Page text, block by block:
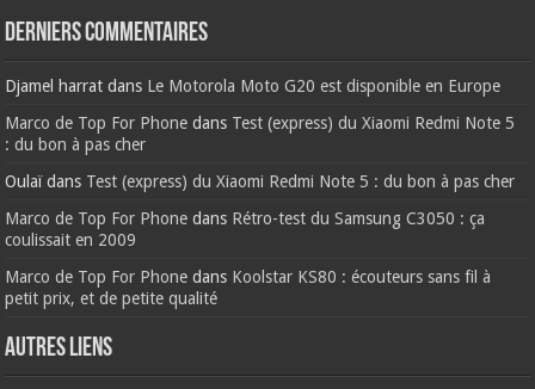
Derniers commentaires
Djamel harrat dans Le Motorola Moto G20 est disponible en Europe
Marco de Top For Phone dans Test (express) du Xiaomi Redmi Note 5
: du bon à pas cher
Oulaïdans Test (express) du Xiaomi Redmi Note 5 : du bon à pas cher
Marco de Top For Phone dans Rétro-test du Samsung C3050 : ça
coulissait en 2009
Marco de Top For Phone dans Koolstar KS80 : écouteurs sans fil à
petit prix, et de petite qualité
AUTRES LIENS